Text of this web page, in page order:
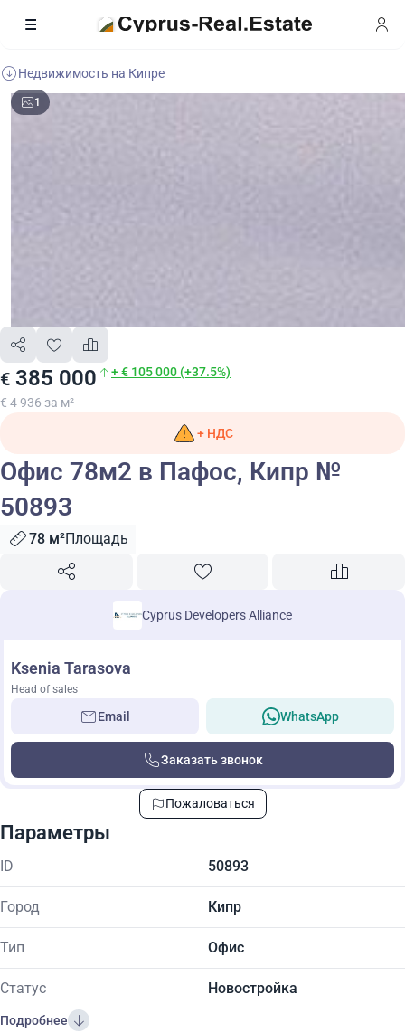
Недвижимость на Кипре
1
€ 385 000 + € 105 000 (+37.5%)
€ 4 936 за м²
+ НДС
Офис 78м2 в Пафос, Кипр №
50893
78 м²Площадь
Cyprus Developers Alliance
Ksenia Tarasova
Head of sales
Email WhatsApp
Заказать звонок
Пожаловаться
Параметры
ID 50893
Город Кипр
Тип Офис
Статус Новостройка
Подробнее